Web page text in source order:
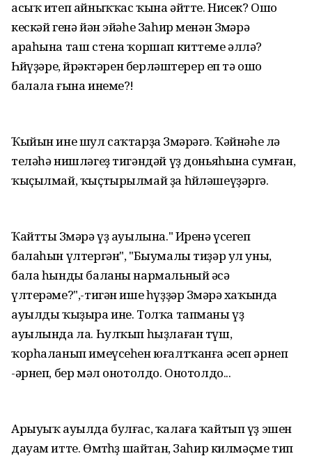
асыҡ итеп айныҡҡас ҡына әйтте. Нисек? Ошо
кескәй генә йән эйәһе Заһир менән Зөмәрә
араһына таш стена ҡоршап киттеме әллә?
Һөйөүҙәре, йөрәктәрен берләштерер еп тә ошо
балала ғына инеме?!
Ҡыйын ине шул саҡтарҙа Зөмәрәгә. Ҡәйнәһе лә
теләһә нишләгеҙ тигәндәй үҙ доньяһына сумған,
ҡыҫылмай, ҡыҫтырылмай ҙа һөйләшеүҙәргә.
Ҡайтты Зөмәрә үҙ ауылына." Иренә үсегеп
балаһын үлтергән", "Быумалы тиҙәр ул уны,
бала һынды баланы нармальный әсә
үлтерәме?",-тигән ише һүҙҙәр Зөмәрә хаҡында
ауылды ҡыҙыра ине. Толҡа тапманы үҙ
ауылында ла. Һулҡып һыҙлаған түш,
ҡорһаланып имеүсеһен юғалтҡанға әсеп әрнеп
-әрнеп, бер мәл онотолдо. Онотолдо...
Арыуыҡ ауылда булғас, ҡалаға ҡайтып үҙ эшен
дауам итте. Өмөтһөҙ шайтан, Заһир килмәҫме тип